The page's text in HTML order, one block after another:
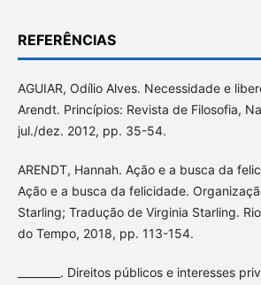
REFERÊNCIAS
AGUIAR, Odílio Alves. Necessidade e
Arendt. Princípios: Revista de Filosofia,
jul./dez. 2012, pp. 35-54.
ARENDT, Hannah. Ação e a busca da
Ação e a busca da felicidade.
Starling; Tradução de Virginia Starling.
do Tempo, 2018, pp. 113-154.
________. Direitos públicos e interesses